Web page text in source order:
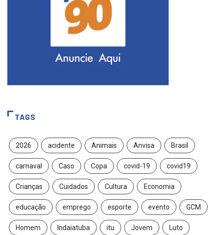
TAGS
2026 acidente Animais Anvisa Brasil
carnaval Caso Copa covid-19 covid19
Crianças Cuidados Cultura Economia
educação emprego esporte evento GCM
Homem Indaiatuba itu Jovem Luto